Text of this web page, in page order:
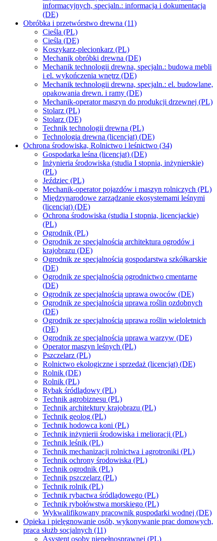
informacyjnych, specjaln.: informacja i dokumentacja
(DE)
Obróbka i przetwórstwo drewna (11)
Cieśla (PL)
Cieśla (DE)
Koszykarz-plecionkarz (PL)
Mechanik obróbki drewna (DE)
Mechanik technologii drewna, specjaln.: budowa mebli
i el. wykończenia wnętrz (DE)
Mechanik technologii drewna, specjaln.: el. budowlane,
opakowania drewn. i ramy (DE)
Mechanik-operator maszyn do produkcji drzewnej (PL)
Stolarz (PL)
Stolarz (DE)
Technik technologii drewna (PL)
Technologia drewna (licencjat) (DE)
Ochrona środowiska, Rolnictwo i leśnictwo (34)
Gospodarka leśna (licencjat) (DE)
Inżynieria środowiska (studia I stopnia, inżynierskie)
(PL)
Jeździec (PL)
Mechanik-operator pojazdów i maszyn rolniczych (PL)
Międzynarodowe zarządzanie ekosystemami leśnymi
(licencjat) (DE)
Ochrona środowiska (studia I stopnia, licencjackie)
(PL)
Ogrodnik (PL)
Ogrodnik ze specjalnością architektura ogrodów i
krajobrazu (DE)
Ogrodnik ze specjalnością gospodarstwa szkółkarskie
(DE)
Ogrodnik ze specjalnością ogrodnictwo cmentarne
(DE)
Ogrodnik ze specjalnością uprawa owoców (DE)
Ogrodnik ze specjalnością uprawa roślin ozdobnych
(DE)
Ogrodnik ze specjalnością uprawa roślin wieloletnich
(DE)
Ogrodnik ze specjalnością uprawa warzyw (DE)
Operator maszyn leśnych (PL)
Pszczelarz (PL)
Rolnictwo ekologiczne i sprzedaż (licencjat) (DE)
Rolnik (DE)
Rolnik (PL)
Rybak śródlądowy (PL)
Technik agrobiznesu (PL)
Technik architektury krajobrazu (PL)
Technik geolog (PL)
Technik hodowca koni (PL)
Technik inżynierii środowiska i melioracji (PL)
Technik leśnik (PL)
Technik mechanizacji rolnictwa i agrotroniki (PL)
Technik ochrony środowiska (PL)
Technik ogrodnik (PL)
Technik pszczelarz (PL)
Technik rolnik (PL)
Technik rybactwa śródlądowego (PL)
Technik rybołówstwa morskiego (PL)
Wykwalifikowany pracownik gospodarki wodnej (DE)
Opieka i pielęgnowanie osób, wykonywanie prac domowych,
praca służb socjalnych (11)
Asystent osoby niepełnosprawnej (PL)